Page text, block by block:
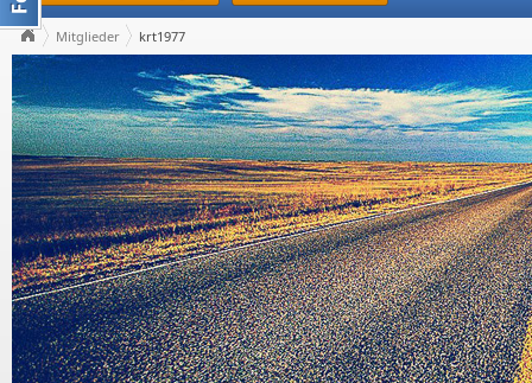
Mitglieder krt1977